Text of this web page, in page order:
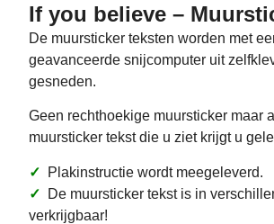
If you believe –
De muursticker teksten worden met
geavanceerde snijcomputer uit
gesneden.
Geen rechthoekige muursticker maar
muursticker tekst die u ziet krijgt u
✓ Plakinstructie wordt meegeleverd.
✓ De muursticker tekst is in
verkrijgbaar!